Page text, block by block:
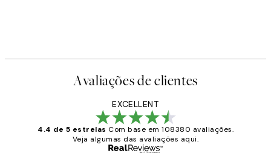
Avaliações de clientes
EXCELLENT
4.4 de 5 estrelas Com base em 108380 avaliações.
Veja algumas das avaliações aqui.